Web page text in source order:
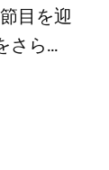
目を迎
さらに
の利用